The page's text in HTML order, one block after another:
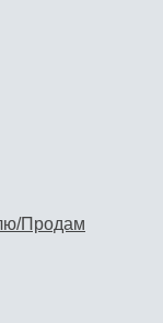
Продам